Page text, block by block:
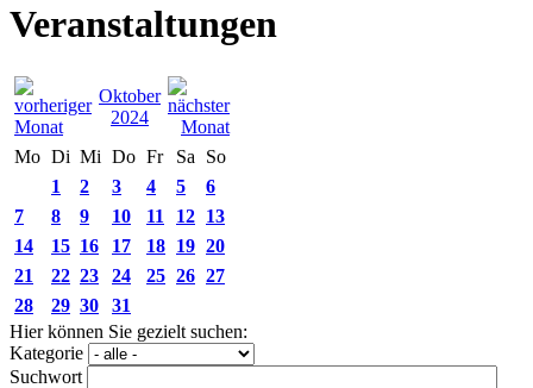
Veranstaltungen
Oktober
2024
Mo Di Mi Do Fr Sa
So
1
2 3 4 5
6
7
8 9 10 11 12 13
14
15 16 17 18 19 20
21
22 23 24 25 26 27
28
29 30
31
Hier können Sie gezielt suchen:
Kategorie
Suchwort